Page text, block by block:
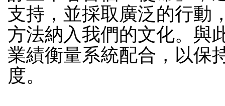
支持，並採取廣泛的行動
方法納入我們的文化。與
業績衡量系統配合，以保
度。